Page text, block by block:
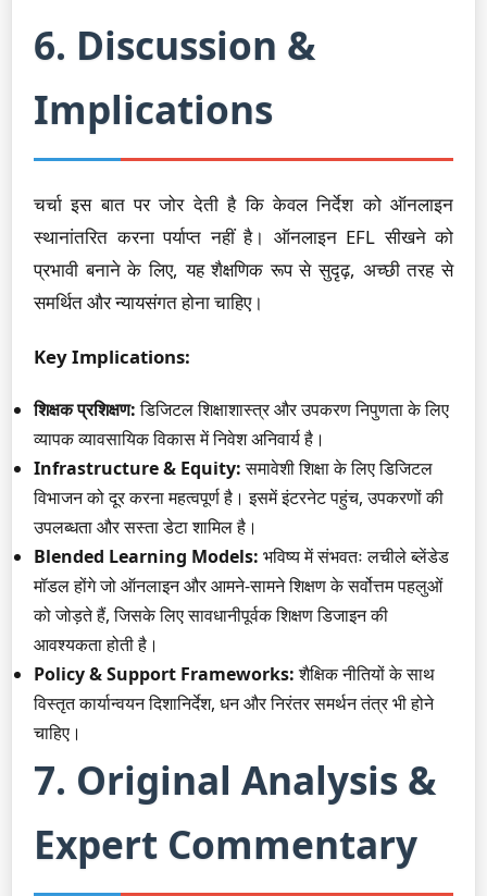
6. Discussion &
Implications
चर्चा इस बात पर जोर देती है कि केवल निर्देश को ऑनलाइन
स्थानांतरित करना पर्याप्त नहीं है। ऑनलाइन EFL सीखने को
प्रभावी बनाने के लिए, यह शैक्षणिक रूप से सुदृढ़, अच्छी तरह से
समर्थित और न्यायसंगत होना चाहिए।
Key Implications:
शिक्षक प्रशिक्षण:डिजिटल शिक्षाशास्त्र और उपकरण निपुणता के लिए
व्यापक व्यावसायिक विकास में निवेश अनिवार्य है।
Infrastructure & Equity:समावेशी शिक्षा के लिए डिजिटल
विभाजन को दूर करना महत्वपूर्ण है। इसमें इंटरनेट पहुंच, उपकरणों की
उपलब्धता और सस्ता डेटा शामिल है।
Blended Learning Models: भविष्य में संभवतः लचीले ब्लेंडेड
मॉडल होंगे जो ऑनलाइन और आमने-सामने शिक्षण के सर्वोत्तम पहलुओं
को जोड़ते हैं, जिसके लिए सावधानीपूर्वक शिक्षण डिजाइन की
आवश्यकता होती है।
Policy & Support Frameworks:शैक्षिक नीतियों के साथ
विस्तृत कार्यान्वयन दिशानिर्देश, धन और निरंतर समर्थन तंत्र भी होने
चाहिए।
7. Original Analysis &
Expert Commentary